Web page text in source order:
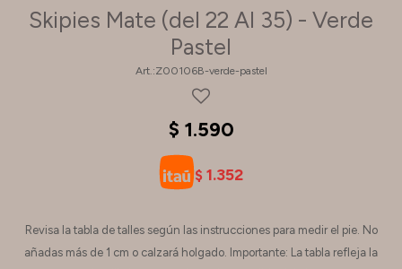
Skipies Mate (del 22 Al 35) - Verde
Pastel
Z00106B-verde-pastel
$ 1.590
$ 1.352
Revisa la tabla de talles según las instrucciones para medir el pie. No
añadas más de 1 cm o calzará holgado. Importante: La tabla refleja la